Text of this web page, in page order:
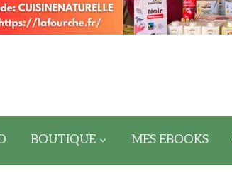
BOUTIQUE MES EBOOKS